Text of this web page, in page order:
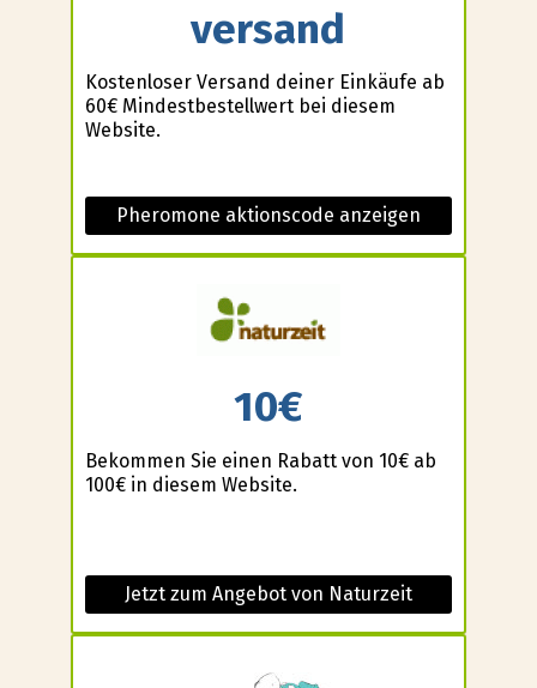
versand
Kostenloser Versand deiner Einkäufe ab
60€ Mindestbestellwert bei diesem
Website.
Pheromone aktionscode anzeigen
10€
Bekommen Sie einen Rabatt von 10€ ab
100€ in diesem Website.
Jetzt zum Angebot von Naturzeit